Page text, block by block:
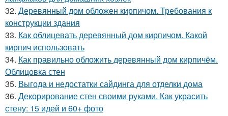
32. Деревянный дом обложен кирпичом. Требования к
конструкции здания
33. Как облицевать деревянный дом кирпичом. Какой
кирпич использовать
34. Как правильно обложить деревянный дом кирпичём.
Облицовка стен
35. Выгода и недостатки сайдинга для отделки дома
36. Декорирование стен своими руками. Как украсить
стену: 15 идей и 60+ фото